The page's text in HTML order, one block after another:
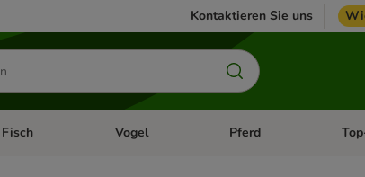
Kontaktieren Sie uns
& Zubehör
Menü öffnen: Kleintier
Fisch Kategorie-Menü öffnen: Fisch
Vogel Kategorie-Menü öffnen:
Pferd